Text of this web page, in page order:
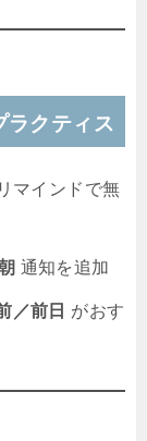
ラクティス
マインドで無
通知を追加
／前日 がおす